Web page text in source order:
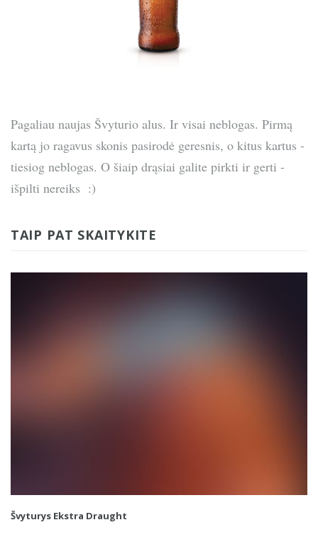
Pagaliau naujas Švyturio alus. Ir visai neblogas. Pirmą
kartą jo ragavus skonis pasirodė geresnis, o kitus kartus -
tiesiog neblogas. O šiaip drąsiai galite pirkti ir gerti -
išpilti nereiks :)
TAIP PAT SKAITYKITE
Švyturys Ekstra Draught